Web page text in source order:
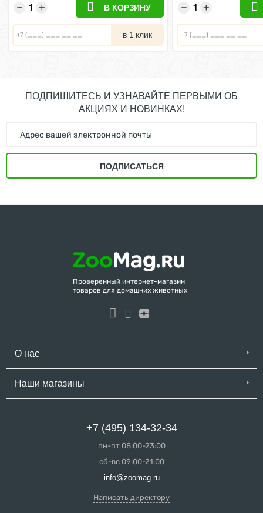
+
− В КОРЗИНУ
в 1 клик
+
−
ПОДПИШИТЕСЬ И УЗНАВАЙТЕ ПЕРВЫМИ ОБ
АКЦИЯХ И НОВИНКАХ!
ПОДПИСАТЬСЯ
Проверенный интернет-магазин
товаров для домашних животных
О нас
Наши магазины
+7 (495) 134-32-34
пн-пт 08:00-23:00
сб-вс 09:00-21:00
info@zoomag.ru
Написать директору